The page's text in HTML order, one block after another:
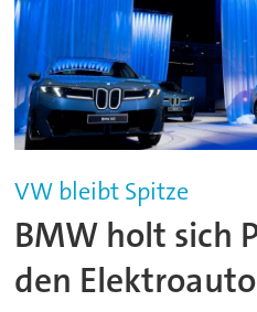
VW bleibt Spitze
BMW holt sich
den